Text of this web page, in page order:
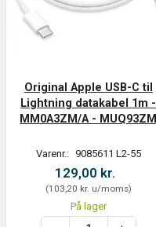
Original Apple USB-C til
Lightning datakabel 1m -
MM0A3ZM/A - MUQ93ZM
Varenr.: 9085611 L2-55
129,00 kr.
(103,20 kr. u/moms)
På lager